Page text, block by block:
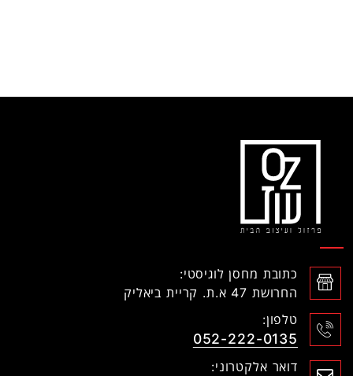
כתובת מחסן לוגיסטי:
החרושת 47 א.ת. קריית ביאליק
טלפון:
052-222-0135
דואר אלקטרוני: